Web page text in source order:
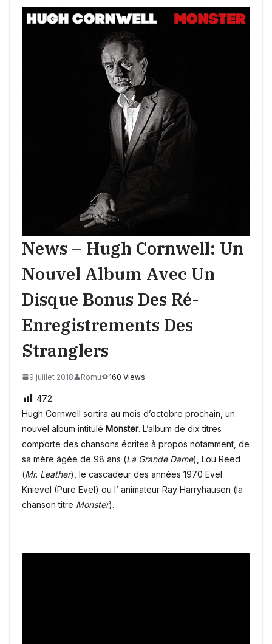
News – Hugh Cornwell: Un
Nouvel Album Avec Un
Disque Bonus Des Ré-
Enregistrements Des
Stranglers
9 juillet 2018 Romu 160 Views
472
Hugh Cornwell sortira au mois d’octobre prochain, un
nouvel album intitulé Monster. L’album de dix titres
comporte des chansons écrites à propos notamment, de
sa mère âgée de 98 ans (La Grande Dame), Lou Reed
(Mr. Leather), le cascadeur des années 1970 Evel
Knievel (Pure Evel) ou l’ animateur Ray Harryhausen (la
chanson titre Monster).